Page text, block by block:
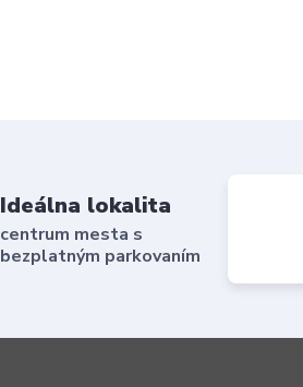
Ideálna lokalita
centrum mesta s
bezplatným parkovaním